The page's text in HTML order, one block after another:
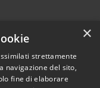
×
strettamente
navigazione del sito,
fine di elaborare